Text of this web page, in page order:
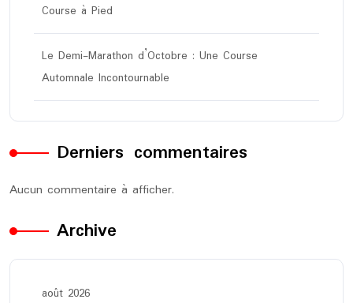
Course à Pied
Le Demi-Marathon d’Octobre : Une Course
Automnale Incontournable
Derniers commentaires
Aucun commentaire à afficher.
Archive
août 2026